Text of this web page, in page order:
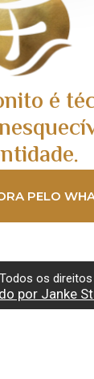
é
PELO
os direitos
por Janke